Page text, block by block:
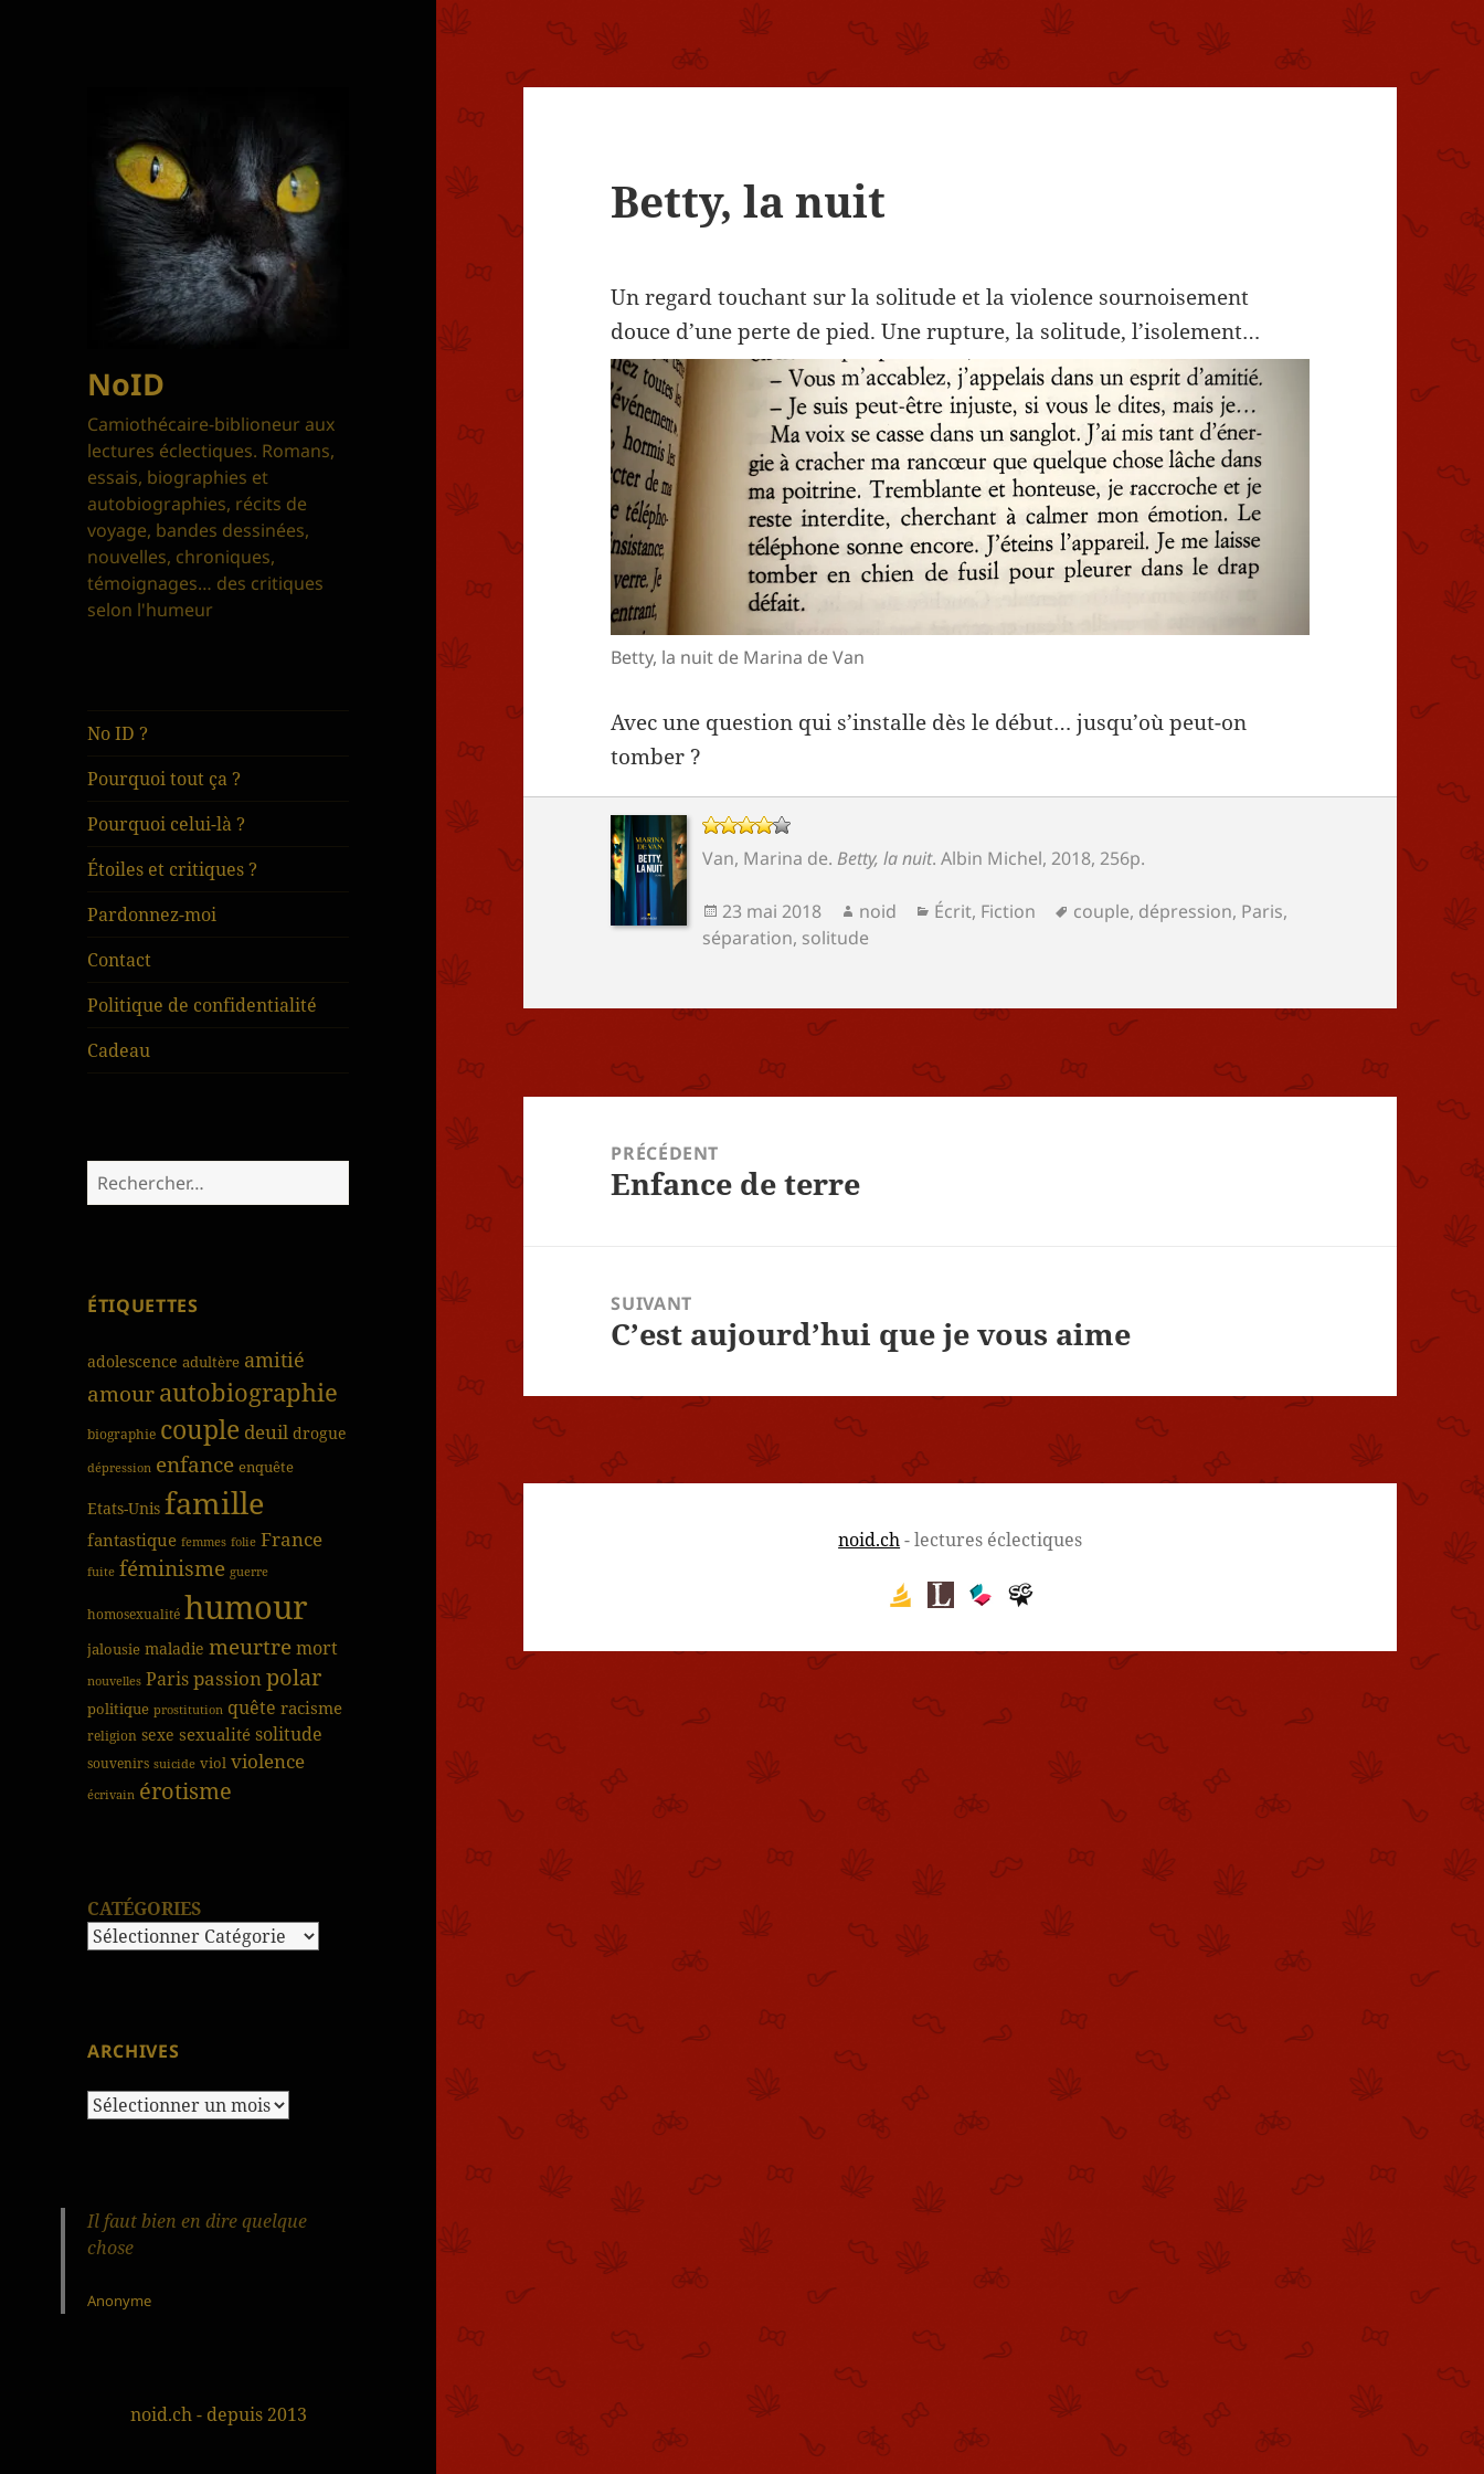
NoID
Camiothécaire-biblioneur aux
lectures éclectiques. Romans,
essais, biographies et
autobiographies, récits de
voyage, bandes dessinées,
nouvelles, chroniques,
témoignages… des critiques
selon l'humeur
No ID ?
Pourquoi tout ça ?
Pourquoi celui-là ?
Étoiles et critiques ?
Pardonnez-moi
Contact
Politique de confidentialité
Cadeau
Rechercher :
ÉTIQUETTES
adolescence adultère amitié
amourautobiographie
biographie couple deuil drogue
dépression enfance enquête
Etats-Unis famille
fantastique femmes folie France
fuite féminisme guerre
homosexualité humour
jalousie maladie meurtremort
nouvelles Parispassionpolar
politique prostitution quête racisme
religion sexe sexualité solitude
souvenirs suicide viol violence
écrivain érotisme
CATÉGORIES
ARCHIVES
Archives
Il faut bien en dire quelque
chose
Anonyme
noid.ch - depuis 2013
Betty, la nuit
Un regard touchant sur la solitude et la violence sournoisement
douce d’une perte de pied. Une rupture, la solitude, l’isolement…
Betty, la nuit de Marina de Van
Avec une question qui s’installe dès le début… jusqu’où peut-on
tomber ?
Van, Marina de. Betty, la nuit. Albin Michel, 2018, 256p.
Publié
le
23 mai 2018 Auteur
noid Catégories
Écrit, Fiction
Mots-
couple, dépression, Paris,
séparation, solitude
l’article
PRÉCÉDENT
Article
Enfance de terre
SUIVANT
Article
C’est aujourd’hui que je vous aime
noid.ch- lectures éclectiques